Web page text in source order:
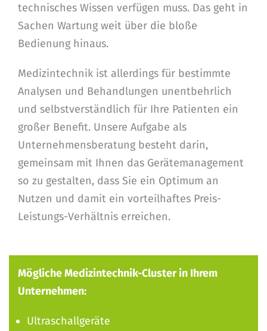
technisches Wissen verfügen muss. Das geht in
Sachen Wartung weit über die bloße
Bedienung hinaus.
Medizintechnik ist allerdings für bestimmte
Analysen und Behandlungen unentbehrlich
und selbstverständlich für Ihre Patienten ein
großer Benefit. Unsere Aufgabe als
Unternehmensberatung besteht darin,
gemeinsam mit Ihnen das Gerätemanagement
so zu gestalten, dass Sie ein Optimum an
Nutzen und damit ein vorteilhaftes Preis-
Leistungs-Verhältnis erreichen.
Mögliche Medizintechnik-Cluster in Ihrem
Unternehmen:
Ultraschallgeräte